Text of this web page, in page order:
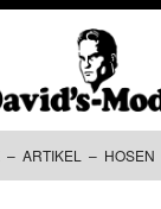
– ARTIKEL – HOSEN